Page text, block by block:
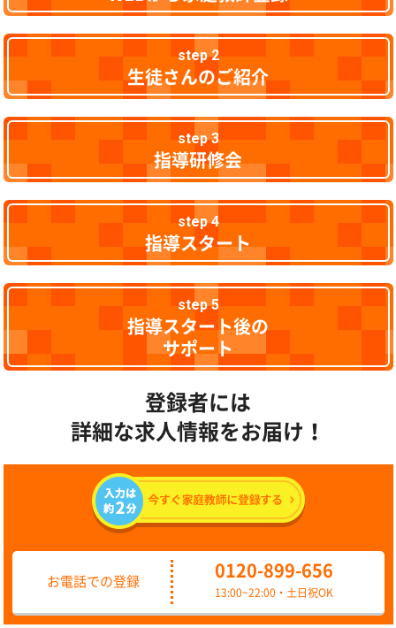
step 2
生徒さんのご紹介
step 3
指導研修会
step 4
指導スタート
step 5
指導スタート後の
サポート
登録者には
詳細な求人情報をお届け！
お電話での登録
0120-899-656
13:00~22:00・土日祝OK